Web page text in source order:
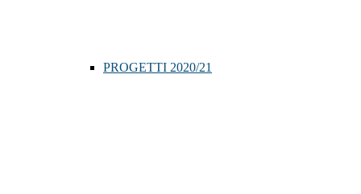
PROGETTI 2020/21